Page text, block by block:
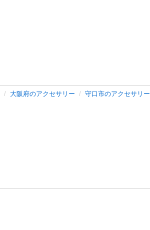
大阪府のアクセサリー 守口市のアクセサリー